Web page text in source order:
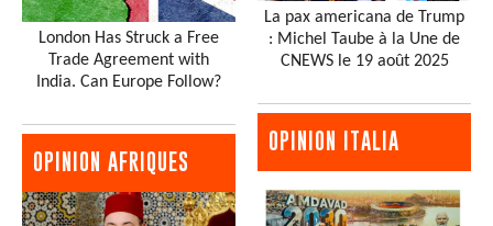
London Has Struck a Free
Trade Agreement with
India. Can Europe Follow?
OPINION AFRIQUES
La pax americana de Trump
: Michel Taube à la Une de
CNEWS le 19 août 2025
OPINION ITALIA